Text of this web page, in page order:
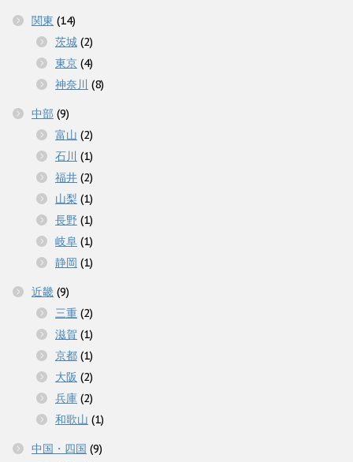
関東 (14)
茨城 (2)
東京 (4)
神奈川 (8)
中部 (9)
富山 (2)
石川 (1)
福井 (2)
山梨 (1)
長野 (1)
岐阜 (1)
静岡 (1)
近畿 (9)
三重 (2)
滋賀 (1)
京都 (1)
大阪 (2)
兵庫 (2)
和歌山 (1)
中国・四国 (9)